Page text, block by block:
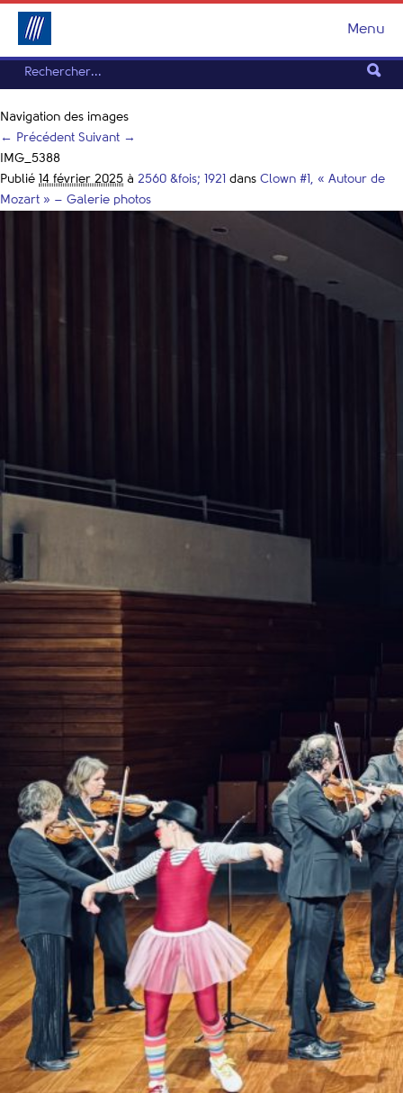
Menu
Navigation des images
← Précédent Suivant →
IMG_5388
Publié 14 février 2025 à 2560 &fois; 1921 dans Clown #1, « Autour de
Mozart » – Galerie photos